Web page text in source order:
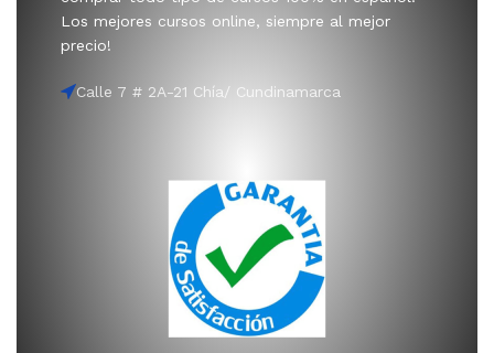
Los mejores cursos online, siempre al mejor
precio!
Calle 7 # 2A-21 Chía/ Cundinamarca